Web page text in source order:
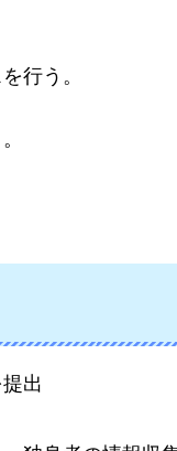
行う。
出